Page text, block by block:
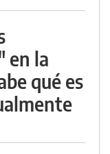
en la
qué es